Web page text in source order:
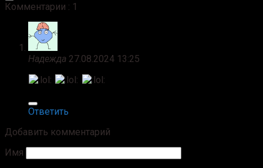
Комментарии : 1
Надежда 27.08.2024 13:25
Ответить
Добавить комментарий
Имя